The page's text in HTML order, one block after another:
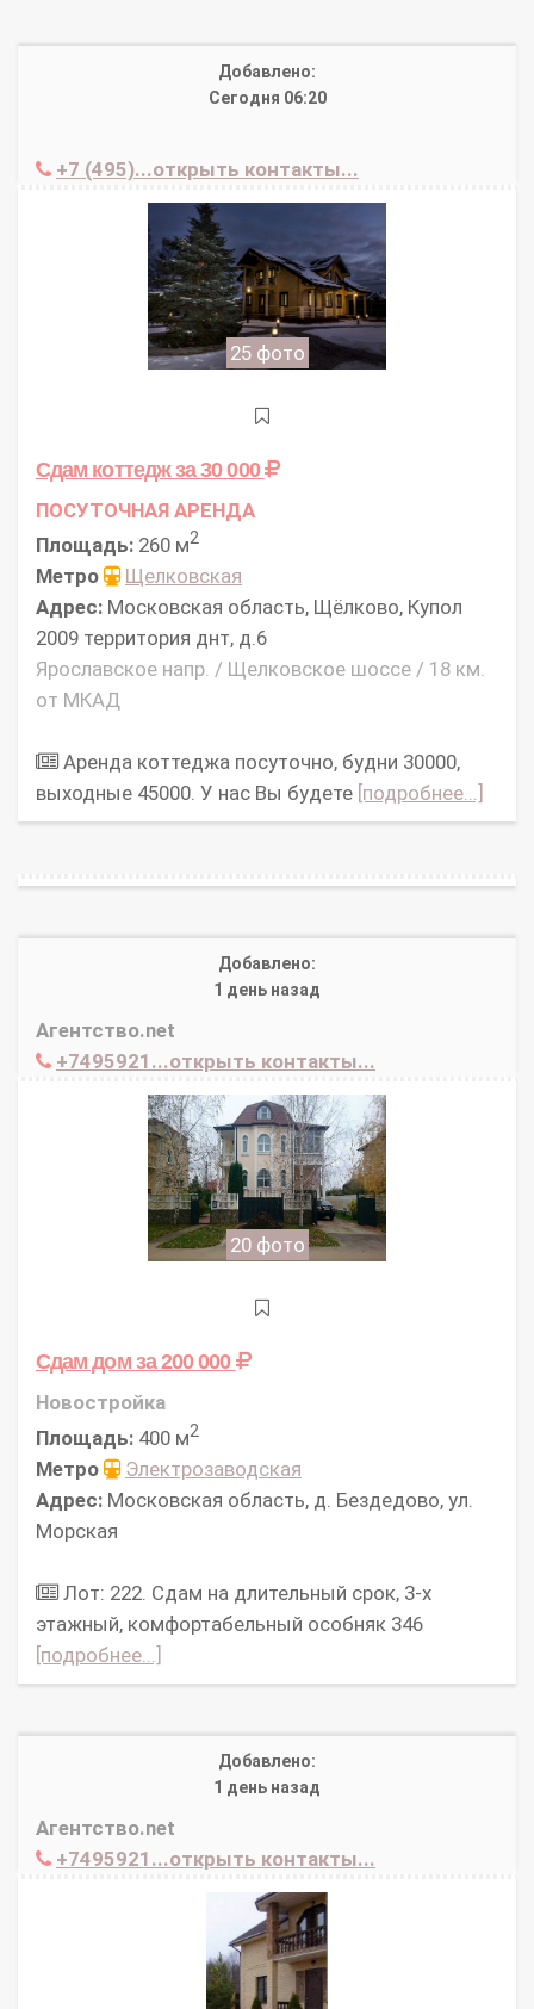
Добавлено:
Сегодня 06:20
+7 (495)...открыть контакты...
25 фото
Сдам коттеджза 30 000
ПОСУТОЧНАЯ АРЕНДА
Площадь: 260 м2
Метро
Щелковская
Адрес: Московская область, Щёлково, Купол
2009 территория днт, д.6
Ярославское напр. / Щелковское шоссе / 18 км.
от МКАД
Аренда коттеджа посуточно, будни 30000,
выходные 45000. У нас Вы будете [подробнее...]
Добавлено:
1 день назад
Агентство.net
+7495921...открыть контакты...
20 фото
Сдам домза 200 000
Новостройка
Площадь: 400 м2
Метро
Электрозаводская
Адрес: Московская область, д. Бездедово, ул.
Морская
Лот: 222. Сдам на длительный срок, 3-х
этажный, комфортабельный особняк 346
[подробнее...]
Добавлено:
1 день назад
Агентство.net
+7495921...открыть контакты...